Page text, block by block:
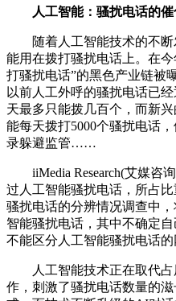
人工智能：骚扰电话的
随着人工智能技术的不断
能用在拨打骚扰电话上。在
打骚扰电话”的黑色产业链被
以前人工外呼的骚扰电话已
天最多只能拨几百个，而新
能每天拨打5000个骚扰电话
录躲避监管……
iiMedia Research(艾媒咨
过人工智能骚扰电话，所占
骚扰电话的分辨情况调查中
智能骚扰电话，其中不确定自
不能区分人工智能骚扰电话的
人工智能技术正在取代占
作，刺激了骚扰电话数量的